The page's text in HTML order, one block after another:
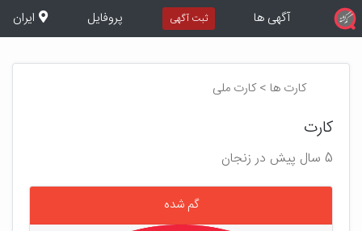
آگهی ها ثبت آگهی پروفایل ایران
کارت ها > کارت ملی
کارت
5 سال پیش در زنجان
گم شده